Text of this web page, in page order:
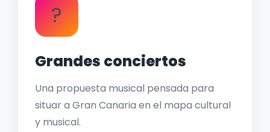
?
Grandes conciertos
Una propuesta musical pensada para
situar a Gran Canaria en el mapa cultural
y musical.